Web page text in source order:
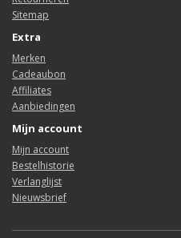
Sitemap
Extra
Merken
Cadeaubon
Affiliates
Aanbiedingen
Mijn account
Mijn account
Bestelhistorie
Verlanglijst
Nieuwsbrief